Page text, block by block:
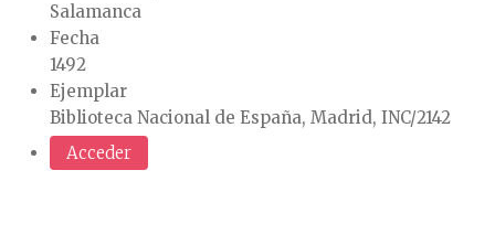
Salamanca
Fecha
1492
Ejemplar
Biblioteca Nacional de España, Madrid, INC/2142
Acceder